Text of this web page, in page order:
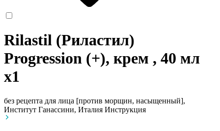
Rilastil (Риластил)
Progression (+), крем , 40 мл
x1
без рецепта для лица [против морщин, насыщенный],
Институт Ганассини, Италия Инструкция